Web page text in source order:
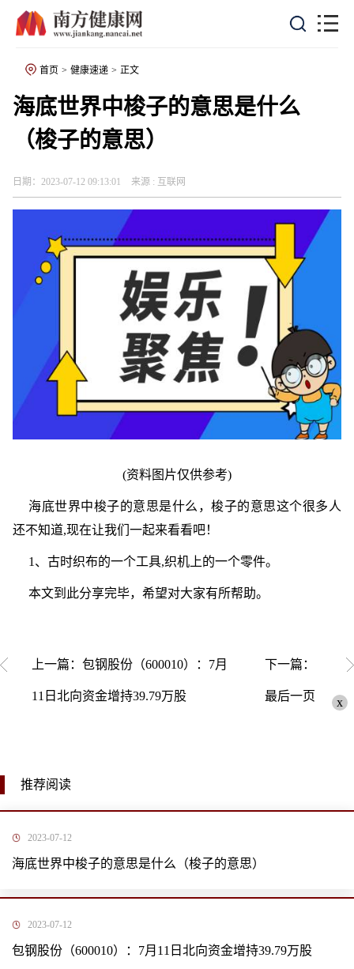
首页 > 健康速递 > 正文
海底世界中梭子的意思是什么
（梭子的意思）
日期：2023-07-12 09:13:01 来源 : 互联网
(资料图片仅供参考)
海底世界中梭子的意思是什么，梭子的意思这个很多人
还不知道,现在让我们一起来看看吧！
1、古时织布的一个工具,织机上的一个零件。
本文到此分享完毕，希望对大家有所帮助。
上一篇：包钢股份（600010）：7月
11日北向资金增持39.79万股
下一篇：
最后一页 x
推荐阅读
2023-07-12
海底世界中梭子的意思是什么（梭子的意思）
2023-07-12
包钢股份（600010）：7月11日北向资金增持39.79万股